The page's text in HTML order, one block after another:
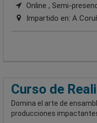
Online , Semi-
Impartido en: A
Curso de
Domina el arte de
producciones